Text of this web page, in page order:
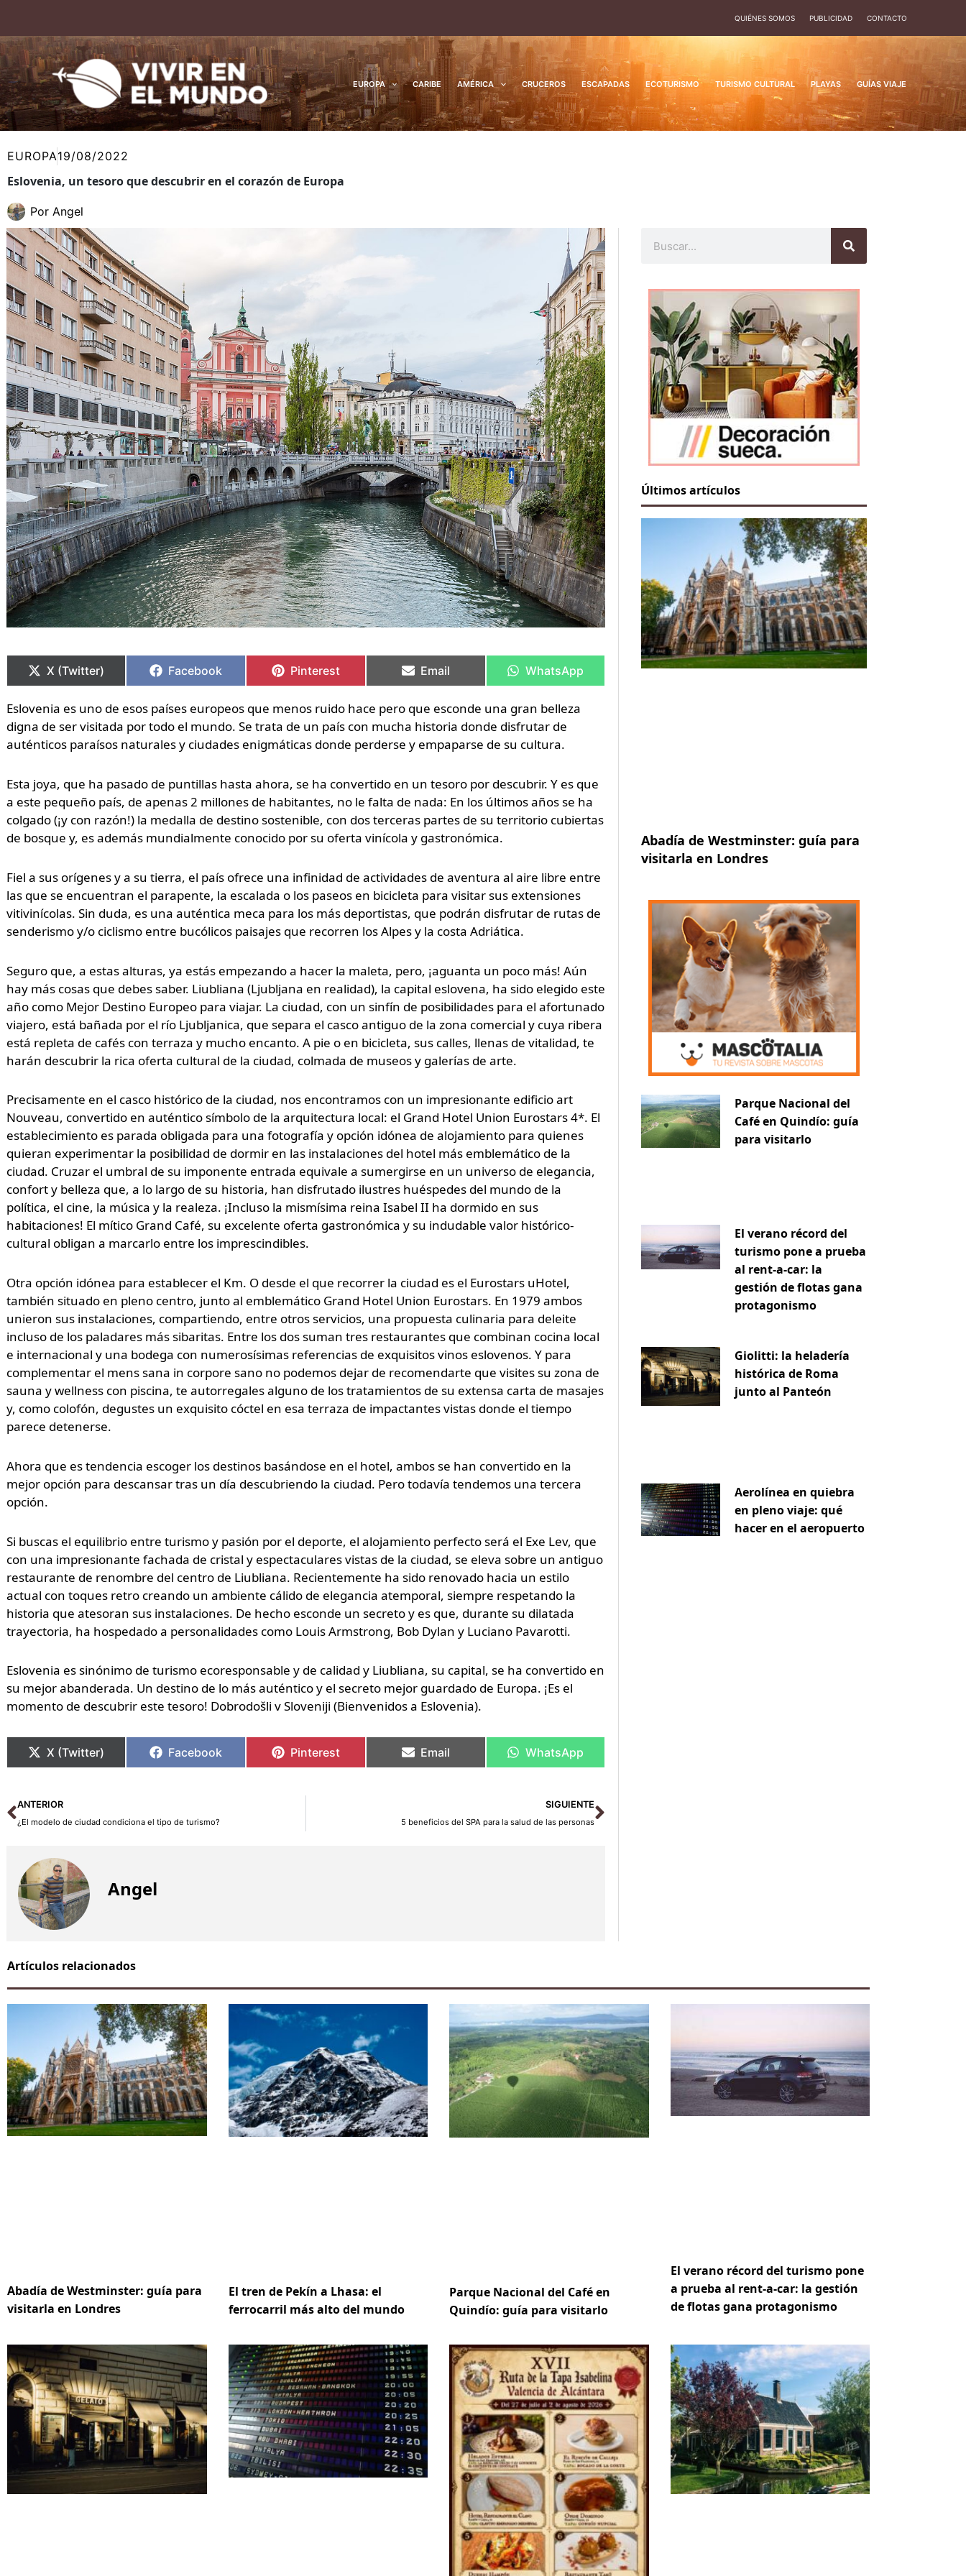
contenido
QUIÉNES SOMOS PUBLICIDAD CONTACTO
EUROPA CARIBE AMÉRICA CRUCEROS ESCAPADAS ECOTURISMO TURISMO CULTURAL PLAYAS GUÍAS VIAJE
EUROPA19/08/2022
Eslovenia, un tesoro que descubrir en el corazón de Europa
Por Angel
en
X (Twitter)
en
Facebook
en
Pinterest
en
Email
en
WhatsApp
Eslovenia es uno de esos países europeos que menos ruido hace pero que esconde una gran belleza
digna de ser visitada por todo el mundo. Se trata de un país con mucha historia donde disfrutar de
auténticos paraísos naturales y ciudades enigmáticas donde perderse y empaparse de su cultura.
Esta joya, que ha pasado de puntillas hasta ahora, se ha convertido en un tesoro por descubrir. Y es que
a este pequeño país, de apenas 2 millones de habitantes, no le falta de nada: En los últimos años se ha
colgado (¡y con razón!) la medalla de destino sostenible, con dos terceras partes de su territorio cubiertas
de bosque y, es además mundialmente conocido por su oferta vinícola y gastronómica.
Fiel a sus orígenes y a su tierra, el país ofrece una infinidad de actividades de aventura al aire libre entre
las que se encuentran el parapente, la escalada o los paseos en bicicleta para visitar sus extensiones
vitivinícolas. Sin duda, es una auténtica meca para los más deportistas, que podrán disfrutar de rutas de
senderismo y/o ciclismo entre bucólicos paisajes que recorren los Alpes y la costa Adriática.
Seguro que, a estas alturas, ya estás empezando a hacer la maleta, pero, ¡aguanta un poco más! Aún
hay más cosas que debes saber. Liubliana (Ljubljana en realidad), la capital eslovena, ha sido elegido este
año como Mejor Destino Europeo para viajar. La ciudad, con un sinfín de posibilidades para el afortunado
viajero, está bañada por el río Ljubljanica, que separa el casco antiguo de la zona comercial y cuya ribera
está repleta de cafés con terraza y mucho encanto. A pie o en bicicleta, sus calles, llenas de vitalidad, te
harán descubrir la rica oferta cultural de la ciudad, colmada de museos y galerías de arte.
Precisamente en el casco histórico de la ciudad, nos encontramos con un impresionante edificio art
Nouveau, convertido en auténtico símbolo de la arquitectura local: el Grand Hotel Union Eurostars 4*. El
establecimiento es parada obligada para una fotografía y opción idónea de alojamiento para quienes
quieran experimentar la posibilidad de dormir en las instalaciones del hotel más emblemático de la
ciudad. Cruzar el umbral de su imponente entrada equivale a sumergirse en un universo de elegancia,
confort y belleza que, a lo largo de su historia, han disfrutado ilustres huéspedes del mundo de la
política, el cine, la música y la realeza. ¡Incluso la mismísima reina Isabel II ha dormido en sus
habitaciones! El mítico Grand Café, su excelente oferta gastronómica y su indudable valor histórico-
cultural obligan a marcarlo entre los imprescindibles.
Otra opción idónea para establecer el Km. O desde el que recorrer la ciudad es el Eurostars uHotel,
también situado en pleno centro, junto al emblemático Grand Hotel Union Eurostars. En 1979 ambos
unieron sus instalaciones, compartiendo, entre otros servicios, una propuesta culinaria para deleite
incluso de los paladares más sibaritas. Entre los dos suman tres restaurantes que combinan cocina local
e internacional y una bodega con numerosísimas referencias de exquisitos vinos eslovenos. Y para
complementar el mens sana in corpore sano no podemos dejar de recomendarte que visites su zona de
sauna y wellness con piscina, te autorregales alguno de los tratamientos de su extensa carta de masajes
y, como colofón, degustes un exquisito cóctel en esa terraza de impactantes vistas donde el tiempo
parece detenerse.
Ahora que es tendencia escoger los destinos basándose en el hotel, ambos se han convertido en la
mejor opción para descansar tras un día descubriendo la ciudad. Pero todavía tendemos una tercera
opción.
Si buscas el equilibrio entre turismo y pasión por el deporte, el alojamiento perfecto será el Exe Lev, que
con una impresionante fachada de cristal y espectaculares vistas de la ciudad, se eleva sobre un antiguo
restaurante de renombre del centro de Liubliana. Recientemente ha sido renovado hacia un estilo
actual con toques retro creando un ambiente cálido de elegancia atemporal, siempre respetando la
historia que atesoran sus instalaciones. De hecho esconde un secreto y es que, durante su dilatada
trayectoria, ha hospedado a personalidades como Louis Armstrong, Bob Dylan y Luciano Pavarotti.
Eslovenia es sinónimo de turismo ecoresponsable y de calidad y Liubliana, su capital, se ha convertido en
su mejor abanderada. Un destino de lo más auténtico y el secreto mejor guardado de Europa. ¡Es el
momento de descubrir este tesoro! Dobrodošli v Sloveniji (Bienvenidos a Eslovenia).
en
X (Twitter)
en
Facebook
en
Pinterest
en
Email
en
WhatsApp
Ant
ANTERIOR
¿El modelo de ciudad condiciona el tipo de turismo?
SIGUIENTE
5 beneficios del SPA para la salud de las personas
Siguiente
Angel
Últimos artículos
Abadía de Westminster: guía para
visitarla en Londres
Parque Nacional del
Café en Quindío: guía
para visitarlo
El verano récord del
turismo pone a prueba
al rent-a-car: la
gestión de flotas gana
protagonismo
Giolitti: la heladería
histórica de Roma
junto al Panteón
Aerolínea en quiebra
en pleno viaje: qué
hacer en el aeropuerto
Artículos relacionados
Abadía de Westminster: guía para
visitarla en Londres
El tren de Pekín a Lhasa: el
ferrocarril más alto del mundo
Parque Nacional del Café en
Quindío: guía para visitarlo
El verano récord del turismo pone
a prueba al rent-a-car: la gestión
de flotas gana protagonismo